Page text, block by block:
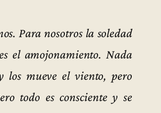
Para nosotros la soledad
el amojonamiento. Nada
los mueve el viento, pero
todo es consciente y se